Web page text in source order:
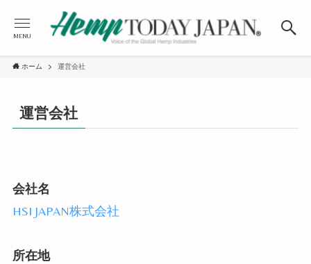
MENU
ホーム 運営会社
運営会社
会社名
HSI JAPAN株式会社
所在地